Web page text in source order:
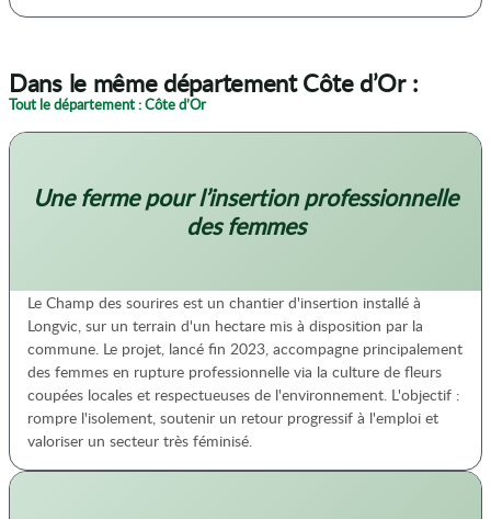
Dans le même département Côte d’Or :
Tout le département : Côte d’Or
Une ferme pour l’insertion professionnelle
des femmes
Le Champ des sourires est un chantier d'insertion installé à
Longvic, sur un terrain d'un hectare mis à disposition par la
commune. Le projet, lancé fin 2023, accompagne principalement
des femmes en rupture professionnelle via la culture de fleurs
coupées locales et respectueuses de l'environnement. L'objectif :
rompre l'isolement, soutenir un retour progressif à l'emploi et
valoriser un secteur très féminisé.